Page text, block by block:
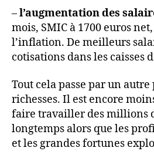
–l’augmentation des
mois, SMIC à 1700 euros
l’inflation. De meilleurs
cotisations dans les caisses
Tout cela passe par un autre
richesses. Il est encore
faire travailler des millions
longtemps alors que les
et les grandes fortunes